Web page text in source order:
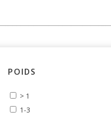
POIDS
> 1
1-3